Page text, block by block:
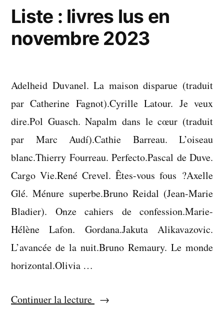
2024
Liste : livres lus en
novembre 2023
Adelheid Duvanel. La maison disparue (traduit
par Catherine Fagnot).Cyrille Latour. Je veux
dire.Pol Guasch. Napalm dans le cœur (traduit
par Marc Audí).Cathie Barreau. L’oiseau
blanc.Thierry Fourreau. Perfecto.Pascal de Duve.
Cargo Vie.René Crevel. Êtes-vous fous ?Axelle
Glé. Ménure superbe.Bruno Reidal (Jean-Marie
Bladier). Onze cahiers de confession.Marie-
Hélène Lafon. Gordana.Jakuta Alikavazovic.
L’avancée de la nuit.Bruno Remaury. Le monde
horizontal.Olivia …
Continuer la lecture « Liste